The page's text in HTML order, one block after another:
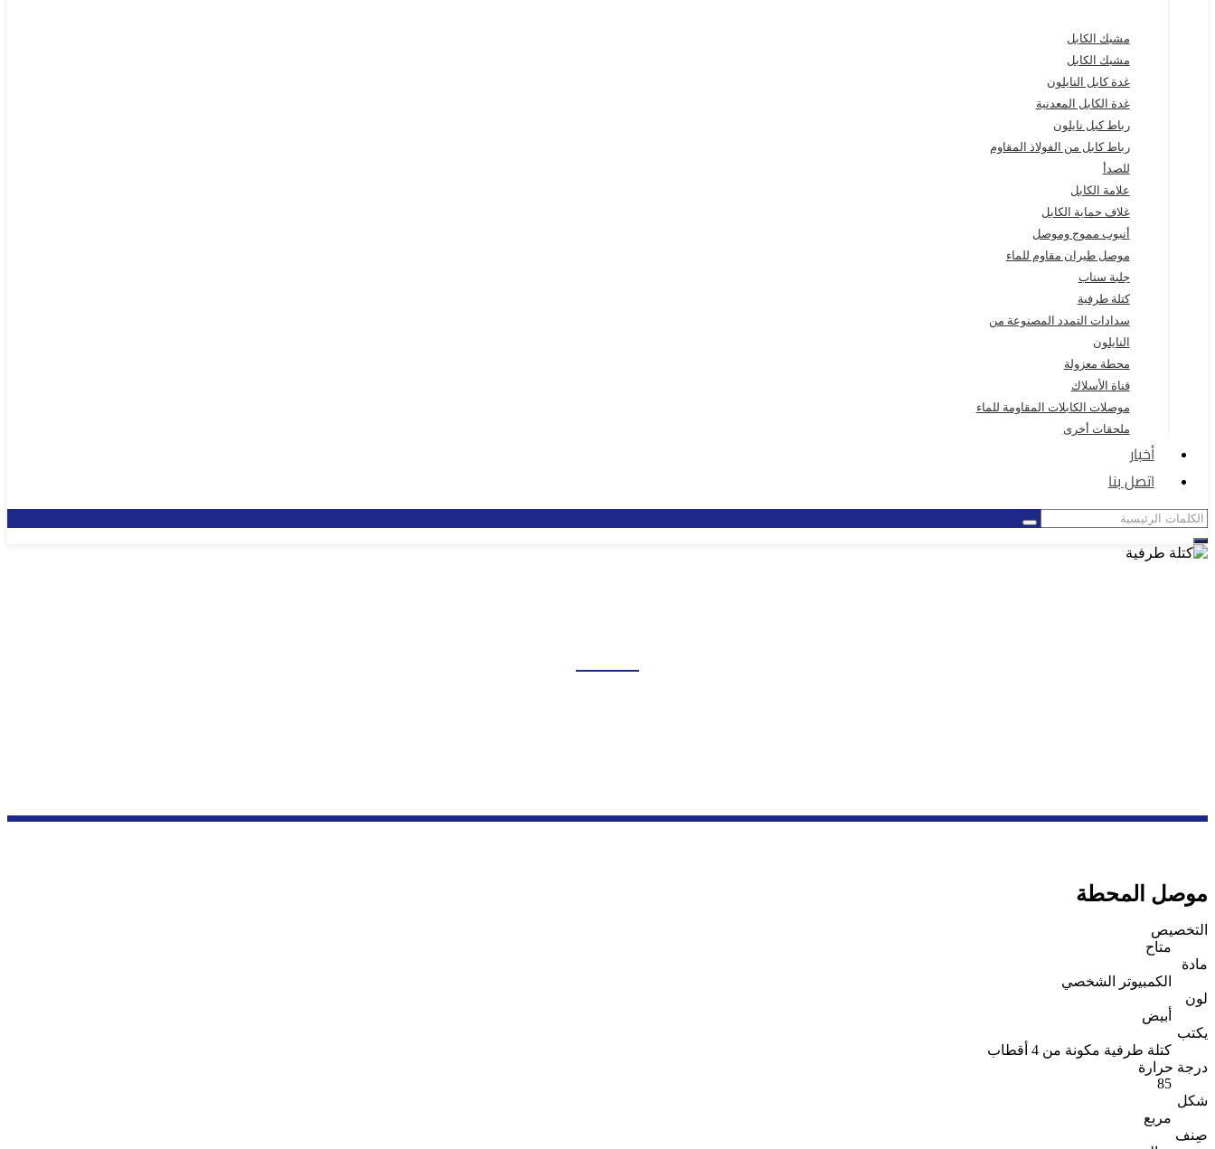
مشبك الكابل
مشبك الكابل
غدة كابل النايلون
غدة الكابل المعدنية
رباط كبل نايلون
رباط كابل من الفولاذ المقاوم
للصدأ
علامة الكابل
غلاف حماية الكابل
أنبوب مموج وموصل
موصل طيران مقاوم للماء
جلبة سناب
كتلة طرفية
سدادات التمدد المصنوعة من
النايلون
محطة معزولة
قناة الأسلاك
موصلات الكابلات المقاومة للماء
ملحقات أخرى
أخبار
اتصل بنا
موصل المحطة
التخصيص
متاح
مادة
الكمبيوتر الشخصي
لون
أبيض
يكتب
كتلة طرفية مكونة من 4 أقطاب
درجة حرارة
85
شكل
مربع
صِنف